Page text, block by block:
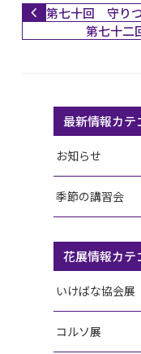
第七十回 守り
第七十二
最新情報カテ
お知らせ
季節の講習会
花展情報カテ
いけばな協会展
コルソ展